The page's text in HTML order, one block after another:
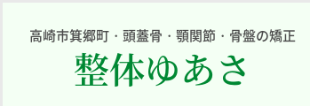
高崎市箕郷町・頭蓋骨・顎関節・骨盤の矯正
整体ゆあさ